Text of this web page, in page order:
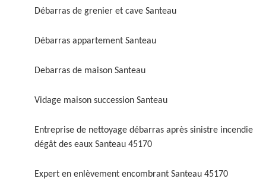
Débarras de grenier et cave Santeau
Débarras appartement Santeau
Debarras de maison Santeau
Vidage maison succession Santeau
Entreprise de nettoyage débarras après sinistre incendie
dégât des eaux Santeau 45170
Expert en enlèvement encombrant Santeau 45170